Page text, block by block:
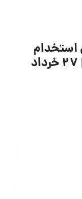
مجموعه نامدار سبز زندگی | ۲۷ خرداد